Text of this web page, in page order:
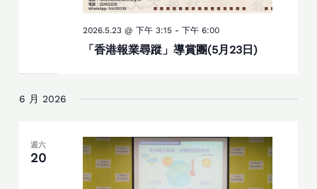
「香港報業尋蹤」導賞團(5月23日)
2026.5.23 @ 下午 3:15- 下午 6:00
6 月 2026
週六
20